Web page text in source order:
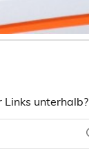
unterhalb?